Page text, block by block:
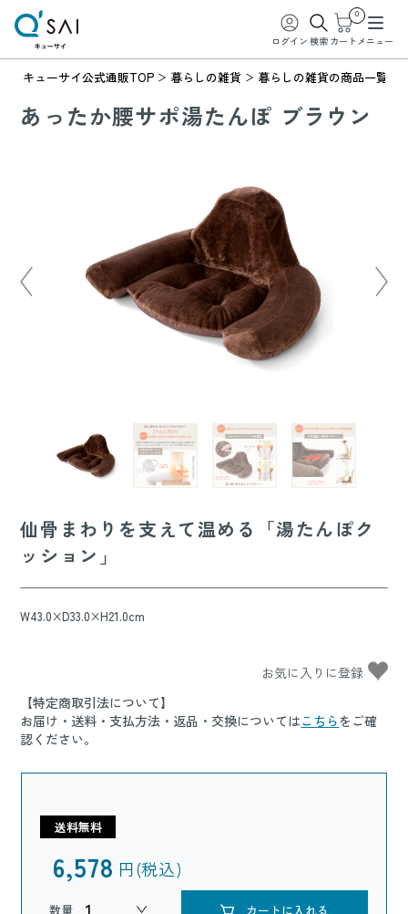
ログイン 検索
0
カート メニュー
キューサイ公式通販TOP 暮らしの雑貨 暮らしの雑貨の商品一覧
あったか腰サポ湯たんぽ ブラウン
仙骨まわりを支えて温める「湯たんぽク
ッション」
W43.0×D33.0×H21.0cm
【特定商取引法について】
お届け・送料・支払方法・返品・交換についてはこちらをご確
認ください。
送料無料
6,578 円(税込)
数量 カートに入れる